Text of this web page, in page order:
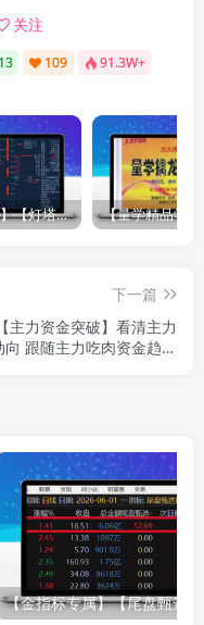
关注
13 109 91.3W+
【精品指标】【灯塔竞价 七宝妙树 资金1号 龙年1号池】四合一完整版（众筹系列）
下一篇
【主力资金突破】看清主力
向 跟随主力吃肉资金趋势